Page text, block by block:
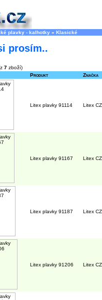
plavky - kalhotky » Klasické
prosím..
7 zboží)
Produkt
Značka
Litex plavky 91114 Litex CZ
Litex plavky 91167 Litex CZ
Litex plavky 91187 Litex CZ
Litex plavky 91206 Litex CZ